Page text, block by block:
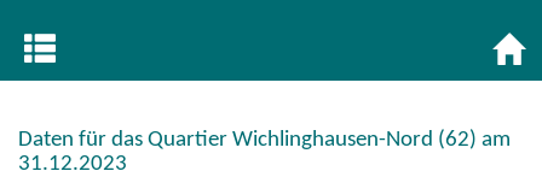
Daten für das Quartier Wichlinghausen-Nord (62) am
31.12.2023